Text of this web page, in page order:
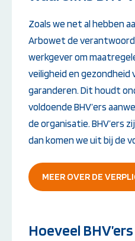
Zoals we net al hebben
Arbowet de
werkgever om
veiligheid en gezondheid
garanderen. Dit houdt
voldoende BHV’ers
de organisatie. BHV’ers
dan komen we uit bij de
MEER OVER DE
Hoeveel